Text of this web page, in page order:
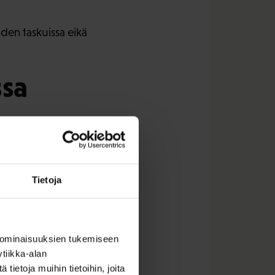
Tietoja
tukemiseen
alan
tietoja muihin tietoihin, joita
taskuissa eikä
joka näkyy